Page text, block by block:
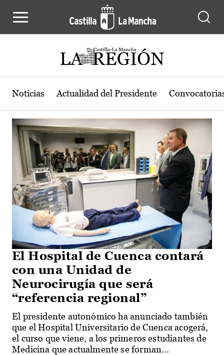
Actualidad de la región de Castilla-
Noticias Actualidad del Presidente
El Hospital de Cuenca contará
con una Unidad de
Neurocirugía que será
“referencia regional”
El presidente autonómico ha anunciado también
que el Hospital Universitario de Cuenca acogerá,
el curso que viene, a los primeros estudiantes de
Medicina que actualmente se forman...